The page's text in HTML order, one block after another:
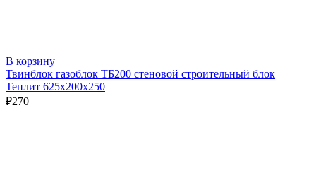
В корзину
Твинблок газоблок ТБ200 стеновой строительный блок
Теплит 625х200х250
₽270